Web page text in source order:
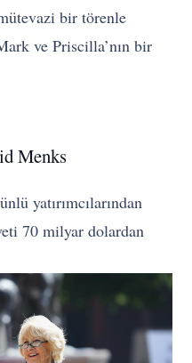
bir törenle
ve Priscilla’nın bir
Menks
yatırımcılarından
70 milyar dolardan